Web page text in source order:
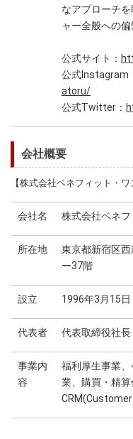
なアプローチ
ャー全般への
公式サイト：
公式Instagram
atoru/
公式Twitter：
会社概要
【株式会社ベネフィット・ワ
会社名 株式会社ベネ
所在地
東京都新宿区
ー37階
設立 1996年3月15日
代表者 代表取締役社
事業内
容
福利厚生事業
業、購買・精算